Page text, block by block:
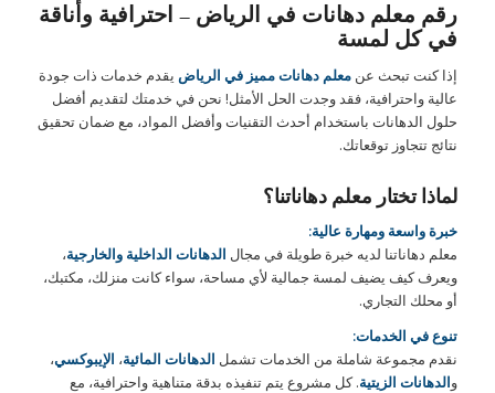
رقم معلم دهانات في الرياض – احترافية وأناقة
في كل لمسة
إذا كنت تبحث عن معلم دهانات مميز في الرياض يقدم خدمات ذات جودة
عالية واحترافية، فقد وجدت الحل الأمثل! نحن في خدمتك لتقديم أفضل
حلول الدهانات باستخدام أحدث التقنيات وأفضل المواد، مع ضمان تحقيق
نتائج تتجاوز توقعاتك.
لماذا تختار معلم دهاناتنا؟
خبرة واسعة ومهارة عالية:
معلم دهاناتنا لديه خبرة طويلة في مجال الدهانات الداخلية والخارجية،
ويعرف كيف يضيف لمسة جمالية لأي مساحة، سواء كانت منزلك، مكتبك،
أو محلك التجاري.
تنوع في الخدمات:
نقدم مجموعة شاملة من الخدمات تشمل الدهانات المائية، الإيبوكسي،
والدهانات الزيتية. كل مشروع يتم تنفيذه بدقة متناهية واحترافية، مع